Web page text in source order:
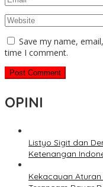
Save my name,
time I comment.
OPINI
Listyo Sigit dan
Ketenangan
Kekacauan